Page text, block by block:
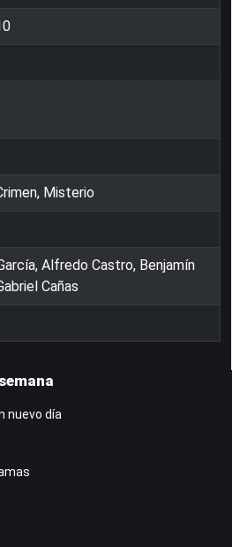
Misterio
Alfredo Castro, Benjamín
Cañas
nuevo día